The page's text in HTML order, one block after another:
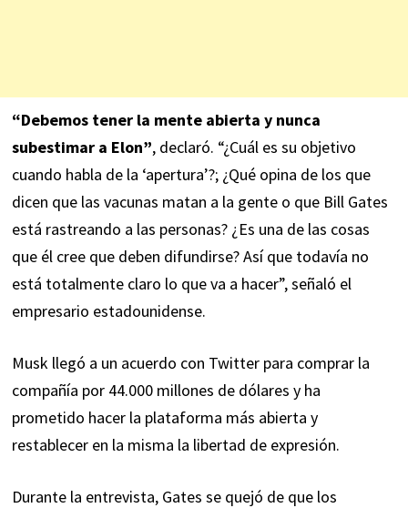
“Debemos tener la mente abierta y nunca
subestimar a Elon”, declaró. “¿Cuál es su objetivo
cuando habla de la ‘apertura’?; ¿Qué opina de los que
dicen que las vacunas matan a la gente o que Bill Gates
está rastreando a las personas? ¿Es una de las cosas
que él cree que deben difundirse? Así que todavía no
está totalmente claro lo que va a hacer”, señaló el
empresario estadounidense.
Musk llegó a un acuerdo con Twitter para comprar la
compañía por 44.000 millones de dólares y ha
prometido hacer la plataforma más abierta y
restablecer en la misma la libertad de expresión.
Durante la entrevista, Gates se quejó de que los